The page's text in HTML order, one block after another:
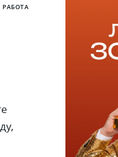
РАБОТА